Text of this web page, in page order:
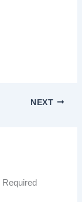
NEXT
Required